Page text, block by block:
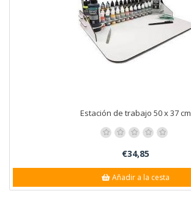
Estación de trabajo 50 x 37 cm
€34,85
Añadir a la cesta